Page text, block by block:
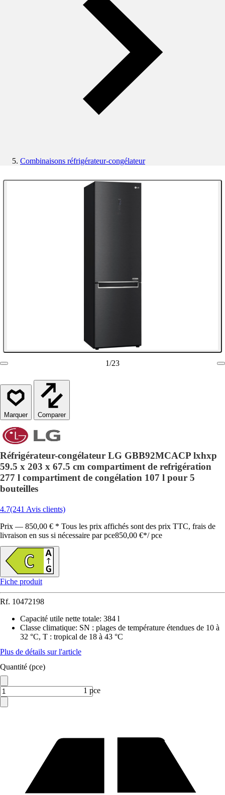
Combinaisons réfrigérateur-congélateur
1/23
Comparer
Réfrigérateur-congélateur LG GBB92MCACP lxhxp
59.5 x 203 x 67.5 cm compartiment de refrigération
277 l compartiment de congélation 107 l pour 5
bouteilles
4.7(241 Avis clients)
Prix — 850,00 € * Tous les prix affichés sont des prix TTC, frais de
livraison en sus si nécessaire par pce850,00 €*/ pce
Fiche produit
Rf. 10472198
Capacité utile nette totale: 384 l
Classe climatique: SN : plages de température étendues de 10 à
32 °C, T : tropical de 18 à 43 °C
Plus de détails sur l'article
Quantité (pce)
1 pce